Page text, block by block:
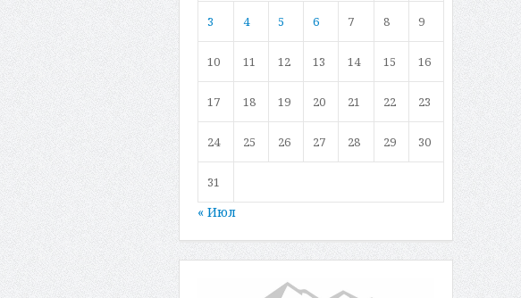
3 4 5 6 7 8 9
10 11 12 13 14 15 16
17 18 19 20 21 22 23
24 25 26 27 28 29 30
31
« Июл